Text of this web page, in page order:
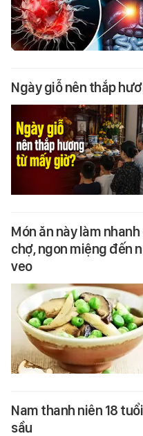
Ngày giỗ nên thắp
Món ăn này làm
chợ, ngon miệng đến
veo
Nam thanh niên 18
sầu